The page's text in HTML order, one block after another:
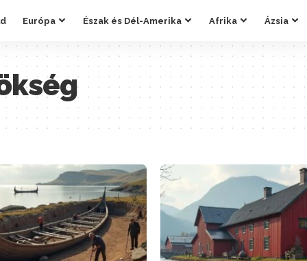
Európa Észak és Dél-Amerika Afrika Ázsia